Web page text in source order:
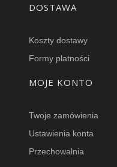
DOSTAWA
Koszty dostawy
Formy płatności
MOJE KONTO
Twoje zamówienia
Ustawienia konta
Przechowalnia